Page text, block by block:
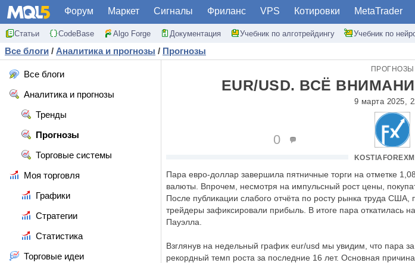
Форум Маркет Сигналы Фриланс VPS Котировки MetaTrader
Статьи CodeBase Algo Forge Документация Учебник по алготрейдингу Учебник по
Все блоги / Аналитика и прогнозы / Прогнозы
Все блоги
Аналитика и прогнозы
Тренды
Прогнозы
Торговые системы
Моя торговля
Графики
Стратегии
Статистика
Торговые идеи
ПРОГНОЗЫ
EUR/USD. ВСЁ
9 марта 2025,
0
Пара евро-доллар завершила пятничные торги на отметке
валюты. Впрочем, несмотря на импульсный рост цены,
После публикации слабого отчёта по росту рынка труда США,
трейдеры зафиксировали прибыль. В итоге пара откатилась
Пауэлла.
Взглянув на недельный график eur/usd мы увидим, что пара
рекордный темп роста за последние 16 лет. Основная